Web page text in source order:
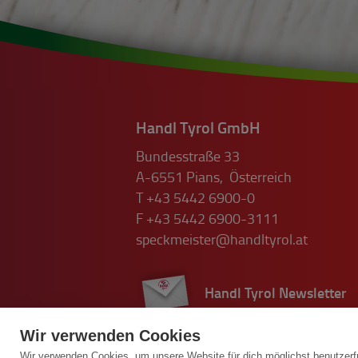
Handl Tyrol GmbH
Bundesstraße 33
A-6551 Pians, Österreich
+43 5442 6900-0
F +43 5442 6900-3111
speckmeister@handltyrol.at
Handl Tyrol Newsletter
Wir verwenden Cookies